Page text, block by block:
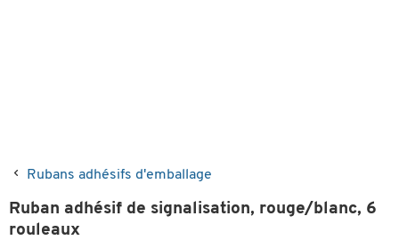
Rubans adhésifs d'emballage
Ruban adhésif de signalisation, rouge/blanc, 6
rouleaux